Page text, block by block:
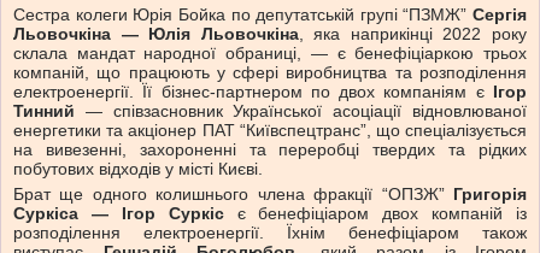
Сестра колеги Юрія Бойка по депутатській групі “ПЗМЖ” Сергія
Льовочкіна — Юлія Льовочкіна, яка наприкінці 2022 року
склала мандат народної обраниці, — є бенефіціаркою трьох
компаній, що працюють у сфері виробництва та розподілення
електроенергії. Її бізнес-партнером по двох компаніям є Ігор
Тинний — співзасновник Української асоціації відновлюваної
енергетики та акціонер ПАТ “Київспецтранс”, що спеціалізується
на вивезенні, захороненні та переробці твердих та рідких
побутових відходів у місті Києві.
Брат ще одного колишнього члена фракції “ОПЗЖ” Григорія
Суркіса — Ігор Суркісє бенефіціаром двох компаній із
розподілення електроенергії. Їхнім бенефіціаром також